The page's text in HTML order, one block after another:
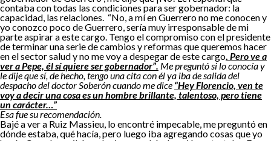
contaba con todas las condiciones para ser gobernador: la
capacidad, las relaciones. “No, a mí en Guerrero no me conocen y
yo conozco poco de Guerrero, sería muy irresponsable de mi
parte aspirar a este cargo. Tengo el compromiso con el presidente
de terminar una serie de cambios y reformas que queremos hacer
en el sector salud y no me voy a despegar de este cargo. Pero ve a
ver a Pepe, él sí quiere ser gobernador”. Me preguntó si lo conocía y
le dije que sí, de hecho, tengo una cita con él ya iba de salida del
despacho del doctor Soberón cuando me dice “Hey Florencio, ven te
voy a decir una cosa es un hombre brillante, talentoso, pero tiene
un carácter…”
Esa fue su recomendación.
Bajé a ver a Ruiz Massieu, lo encontré impecable, me preguntó en
dónde estaba, qué hacía, pero luego iba agregando cosas que yo